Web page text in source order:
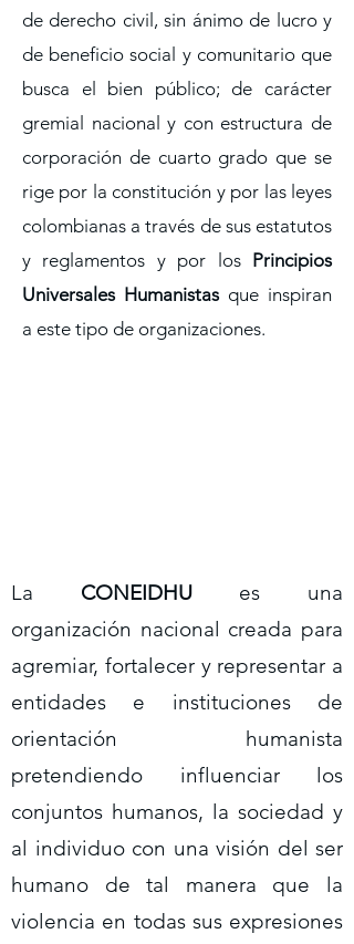
de derecho civil, sin ánimo de lucro y
de beneficio social y comunitario que
busca el bien público; de carácter
gremial nacional y con estructura de
corporación de cuarto grado que se
rige por la constitución y por las leyes
colombianas a través de sus estatutos
y reglamentos y por los Principios
Universales Humanistasque inspiran
a este tipo de organizaciones.
La CONEIDHUes una
organización nacional creada para
agremiar, fortalecer y representar a
entidades e instituciones de
orientación humanista
pretendiendo influenciar los
conjuntos humanos, la sociedad y
al individuo con una visión del ser
humano de tal manera que la
violencia en todas sus expresiones